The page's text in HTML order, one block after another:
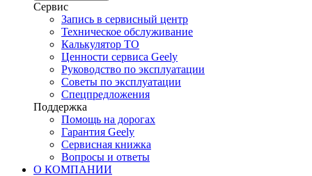
Сервис
Запись в сервисный центр
Техническое обслуживание
Калькулятор ТО
Ценности сервиса Geely
Руководство по эксплуатации
Советы по эксплуатации
Спецпредложения
Поддержка
Помощь на дорогах
Гарантия Geely
Сервисная книжка
Вопросы и ответы
О КОМПАНИИ